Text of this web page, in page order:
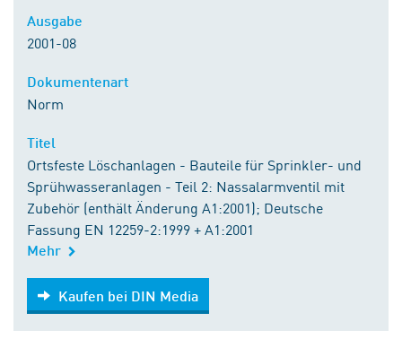
2001-08
Norm
Ortsfeste Löschanlagen - Bauteile für Sprinkler- und
Sprühwasseranlagen - Teil 2: Nassalarmventil mit
Zubehör (enthält Änderung A1:2001); Deutsche
Fassung EN 12259-2:1999 + A1:2001
Mehr
Kaufen bei DIN Media
Kaufen bei DIN Media